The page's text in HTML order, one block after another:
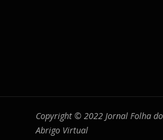
Copyright © 2022 Jornal Folha
Abrigo Virtual